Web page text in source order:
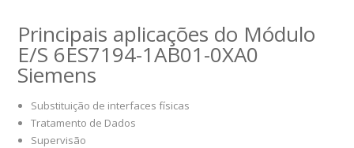
Principais aplicações do Módulo
E/S 6ES7194-1AB01-0XA0
Siemens
Substituição de interfaces físicas
Tratamento de Dados
Supervisão